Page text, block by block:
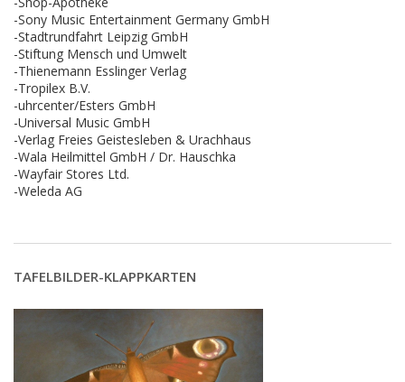
-Sony Music Entertainment Germany GmbH
-Stadtrundfahrt Leipzig GmbH
-Stiftung Mensch und Umwelt
-Thienemann Esslinger Verlag
-Tropilex B.V.
-uhrcenter/Esters GmbH
-Universal Music GmbH
-Verlag Freies Geistesleben & Urachhaus
-Wala Heilmittel GmbH / Dr. Hauschka
-Wayfair Stores Ltd.
-Weleda AG
TAFELBILDER-KLAPPKARTEN